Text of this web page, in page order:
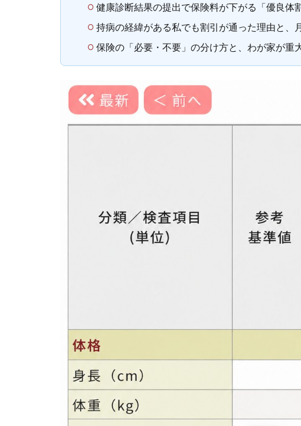
健康診断結果の提出で保険料が下がる「優良体
持病の経緯がある私でも割引が通った理由と、
保険の「必要・不要」の分け方と、わが家が重